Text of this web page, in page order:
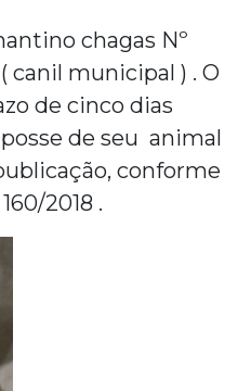
chagas Nº
canil municipal ) . O
de cinco dias
de seu animal
conforme
2018 .